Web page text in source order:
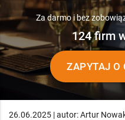
Za darmo i bez
124 firm
ZAPYTAJ O
26.06.2025 | autor: Artur